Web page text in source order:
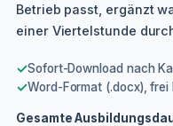
Betrieb passt, ergänzt
einer Viertelstunde
✓Sofort-Download nach
✓Word-Format (.docx), frei
Gesamte